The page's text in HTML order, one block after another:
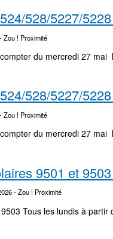
528/5227/
- Zou ! Proximité
du mercredi 27
528/5227/
- Zou ! Proximité
du mercredi 27
9501 et
- Zou ! Proximité
Tous les lundis à